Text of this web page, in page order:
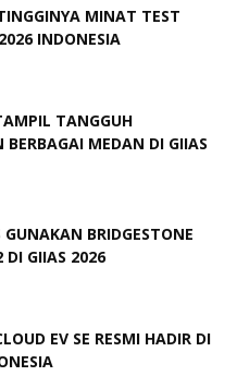
MINAT TEST
INDONESIA
TANGGUH
BERBAGAI MEDAN DI GIIAS
GUNAKAN BRIDGESTONE
DI GIIAS 2026
EV SE RESMI HADIR DI